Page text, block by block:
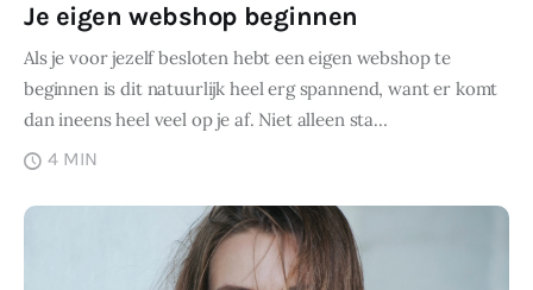
Je eigen webshop beginnen
Als je voor jezelf besloten hebt een eigen webshop te
beginnen is dit natuurlijk heel erg spannend, want er komt
dan ineens heel veel op je af. Niet alleen sta…
4 MIN